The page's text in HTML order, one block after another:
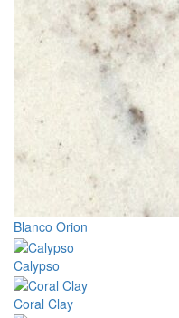
Blanco Orion
Calypso
Coral Clay